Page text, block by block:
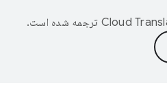
ترجمه شده است.